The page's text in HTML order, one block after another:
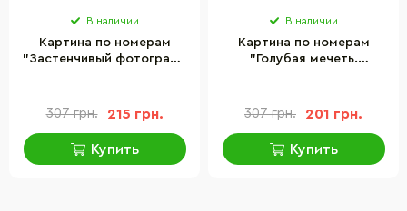
В наличии
Картина по номерам
"Застенчивый фотограф"
307 грн. 215 грн.
Купить
В наличии
Картина по номерам
"Голубая мечеть.
307 грн. 201 грн.
Купить